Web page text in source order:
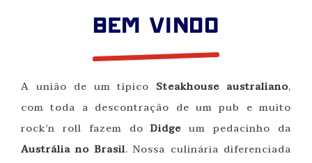
BEM VINDO
A união de um típico Steakhouse australiano,
com toda a descontração de um pub e muito
rock’n roll fazem doDidge um pedacinho da
Austrália no Brasil. Nossa culinária diferenciada